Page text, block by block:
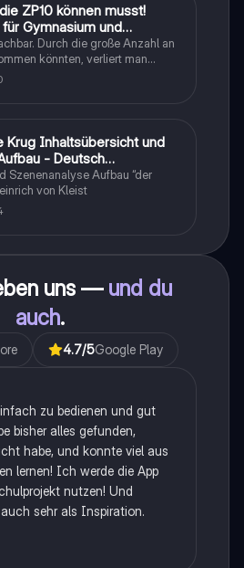
ZP10 können musst!
für Gymnasium und
Durch die große Anzahl an
könnten, verliert man
Also habe ich von den kleinsten
größten alles
Krug Inhaltsübersicht und
- Deutsch
Szenenanalyse Aufbau “der
von Kleist
uns — und du
auch.
4.7/5Google Play
zu bedienen und gut
bisher alles gefunden,
habe, und konnte viel aus
lernen! Ich werde die App
nutzen! Und
sehr als Inspiration.